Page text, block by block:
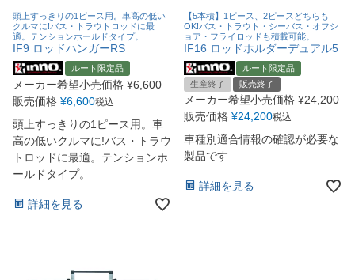
頭上すっきりの1ピース用。車高の低い
クルマに!バス・トラウトロッドに最
適。テンションホールドタイプ。
IF9 ロッドハンガーRS
ルート限定品
メーカー希望小売価格 ¥6,600
販売価格 ¥6,600税込
頭上すっきりの1ピース用。車
高の低いクルマに!バス・トラウ
トロッドに最適。テンションホ
ールドタイプ。
詳細を見る
【5本積】1ピース、2ピースどちらも
OK!バス・トラウト・シーバス・オフシ
ョア・フライロッドも積載可能。
IF16 ロッドホルダーデュアル5
ルート限定品
生産終了
販売終了
メーカー希望小売価格 ¥24,200
販売価格 ¥24,200税込
車種別適合情報の確認が必要な
製品です
詳細を見る